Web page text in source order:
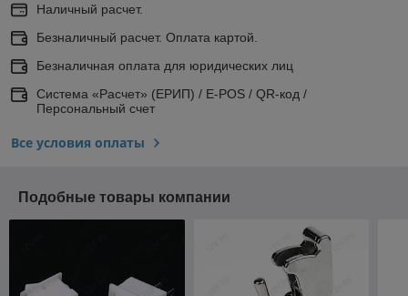
Наличный расчет.
Безналичный расчет. Оплата картой.
Безналичная оплата для юридических лиц
Система «Расчет» (ЕРИП) / E-POS / QR-код /
Персональный счет
Все условия оплаты
Подобные товары компании